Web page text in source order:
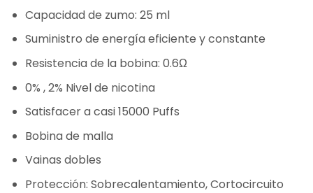
Capacidad de zumo: 25 ml
Suministro de energía eficiente y constante
Resistencia de la bobina: 0.6Ω
0% , 2% Nivel de nicotina
Satisfacer a casi 15000 Puffs
Bobina de malla
Vainas dobles
Protección: Sobrecalentamiento, Cortocircuito